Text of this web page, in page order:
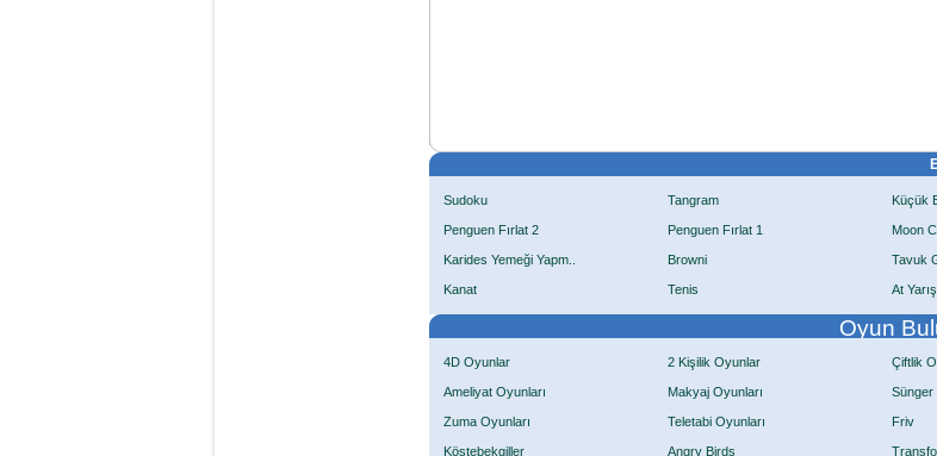
Sudoku Tangram Küçük
Penguen Fırlat 2 Penguen Fırlat 1 Moon
Karides Yemeği Yapm.. Browni Tavuk
Kanat Tenis At
Oyun
4D Oyunlar 2 Kişilik Oyunlar Çiftlik
Ameliyat Oyunları Makyaj Oyunları Sünger
Zuma Oyunları Teletabi Oyunları Friv
Köstebekgiller Angry Birds